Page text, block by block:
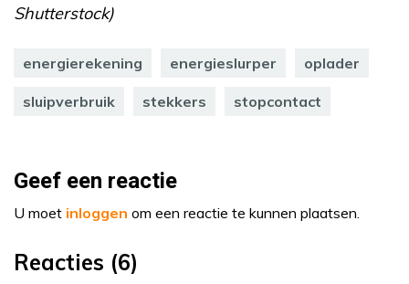
Shutterstock)
energierekening energieslurper oplader
sluipverbruik stekkers stopcontact
Geef een reactie
U moet inloggen om een reactie te kunnen plaatsen.
Reacties (6)